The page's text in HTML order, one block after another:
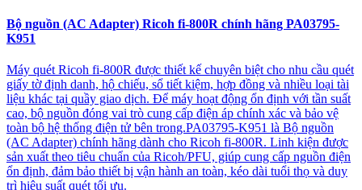
Bộ nguồn (AC Adapter) Ricoh fi-800R chính hãng PA03795-
K951
Máy quét Ricoh fi-800R được thiết kế chuyên biệt cho nhu cầu quét
giấy tờ định danh, hộ chiếu, sổ tiết kiệm, hợp đồng và nhiều loại tài
liệu khác tại quầy giao dịch. Để máy hoạt động ổn định với tần suất
cao, bộ nguồn đóng vai trò cung cấp điện áp chính xác và bảo vệ
toàn bộ hệ thống điện tử bên trong.PA03795-K951 là Bộ nguồn
(AC Adapter) chính hãng dành cho Ricoh fi-800R. Linh kiện được
sản xuất theo tiêu chuẩn của Ricoh/PFU, giúp cung cấp nguồn điện
ổn định, đảm bảo thiết bị vận hành an toàn, kéo dài tuổi thọ và duy
trì hiệu suất quét tối ưu.